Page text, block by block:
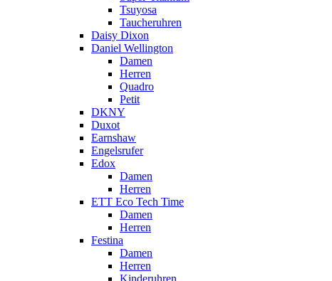
Tsuyosa
Taucheruhren
Daisy Dixon
Daniel Wellington
Damen
Herren
Quadro
Petit
DKNY
Duxot
Earnshaw
Engelsrufer
Edox
Damen
Herren
ETT Eco Tech Time
Damen
Herren
Festina
Damen
Herren
Kinderuhren